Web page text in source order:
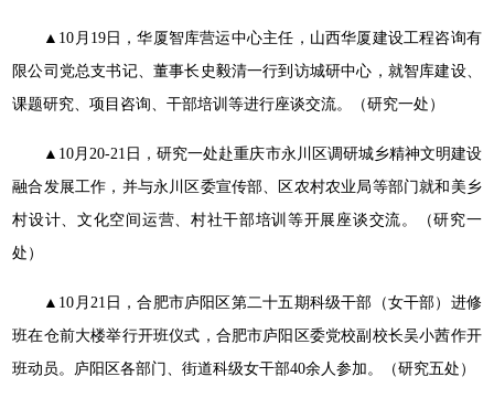
▲10月19日，华厦智库营运中心主任，山西华厦建设工程咨询有
限公司党总支书记、董事长史毅清一行到访城研中心，就智库建设、
课题研究、项目咨询、干部培训等进行座谈交流。（研究一处）
▲10月20-21日，研究一处赴重庆市永川区调研城乡精神文明建设
融合发展工作，并与永川区委宣传部、区农村农业局等部门就和美乡
村设计、文化空间运营、村社干部培训等开展座谈交流。（研究一
处）
▲10月21日，合肥市庐阳区第二十五期科级干部（女干部）进修
班在仓前大楼举行开班仪式，合肥市庐阳区委党校副校长吴小茜作开
班动员。庐阳区各部门、街道科级女干部40余人参加。（研究五处）